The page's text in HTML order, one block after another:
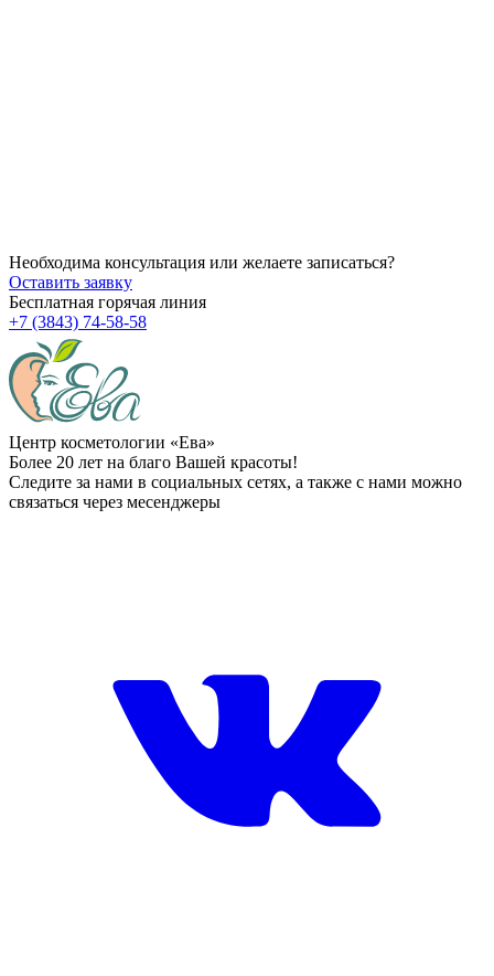
Необходима консультация или желаете записаться?
Оставить заявку
Бесплатная горячая линия
+7 (3843) 74-58-58
Центр косметологии «Ева»
Более 20 лет на благо Вашей красоты!
Следите за нами в социальных сетях, а также с нами можно
связаться через месенджеры